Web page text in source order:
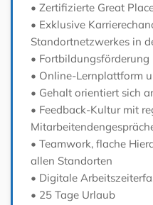
• Zertifizierte Great
• Exklusive
Standortnetzwerkes in
•
• Online-Lernplattform
• Gehalt orientiert sich
• Feedback-Kultur mit
• Teamwork, flache
allen Standorten
• Digitale
• 25 Tage Urlaub